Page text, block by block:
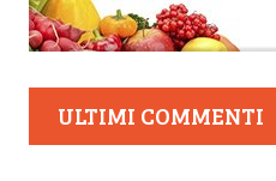
ULTIMI COMMENTI